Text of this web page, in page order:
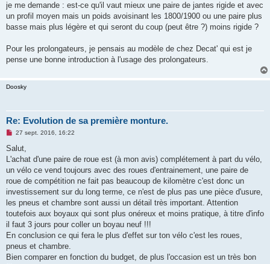
u
je me demande : est-ce qu'il vaut mieux une paire de jantes rigide et avec
un profil moyen mais un poids avoisinant les 1800/1900 ou une paire plus
basse mais plus légère et qui seront du coup (peut être ?) moins rigide ?
Pour les prolongateurs, je pensais au modèle de chez Decat' qui est je
pense une bonne introduction à l'usage des prolongateurs.
Doosky
Re: Evolution de sa première monture.
M
s
a
g
n
o
l
u
27 sept. 2016, 16:22
Salut,
L'achat d'une paire de roue est (à mon avis) complétement à part du vélo,
un vélo ce vend toujours avec des roues d'entrainement, une paire de
roue de compétition ne fait pas beaucoup de kilomètre c'est donc un
investissement sur du long terme, ce n'est de plus pas une pièce d'usure,
les pneus et chambre sont aussi un détail très important. Attention
toutefois aux boyaux qui sont plus onéreux et moins pratique, à titre d'info
il faut 3 jours pour coller un boyau neuf !!!
En conclusion ce qui fera le plus d'effet sur ton vélo c'est les roues,
pneus et chambre.
Bien comparer en fonction du budget, de plus l'occasion est un très bon